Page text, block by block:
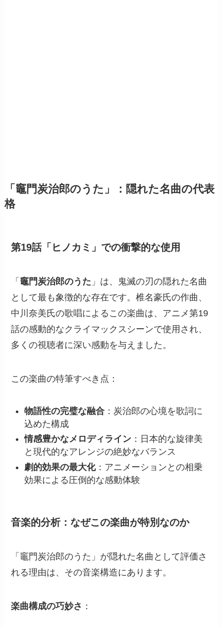
「竈門炭治郎のうた」：隠れた名曲の代表
格
第19話「ヒノカミ」での衝撃的な使用
「 竈門炭治郎のうた 」は、鬼滅の刃の隠れた名曲
として最も象徴的な存在です。椎名豪氏の作曲、
中川奈美氏の歌唱によるこの楽曲は、アニメ第19
話の感動的なクライマックスシーンで使用され、
多くの視聴者に深い感動を与えました。
この楽曲の特筆すべき点：
物語性の完璧な融合 ：炭治郎の心境を歌詞に
込めた構成
情感豊かなメロディライン ：日本的な旋律美
と現代的なアレンジの絶妙なバランス
劇的効果の最大化：アニメーションとの相乗
効果による圧倒的な感動体験
音楽的分析：なぜこの楽曲が特別なのか
「竈門炭治郎のうた」が隠れた名曲として評価さ
れる理由は、その音楽構造にあります。
楽曲構成の巧妙さ ：